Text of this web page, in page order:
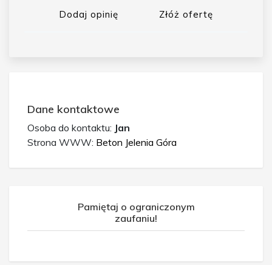
Dodaj opinię Złóż ofertę
Dane kontaktowe
Osoba do kontaktu: Jan
Strona WWW: Beton Jelenia Góra
Pamiętaj o ograniczonym
zaufaniu!